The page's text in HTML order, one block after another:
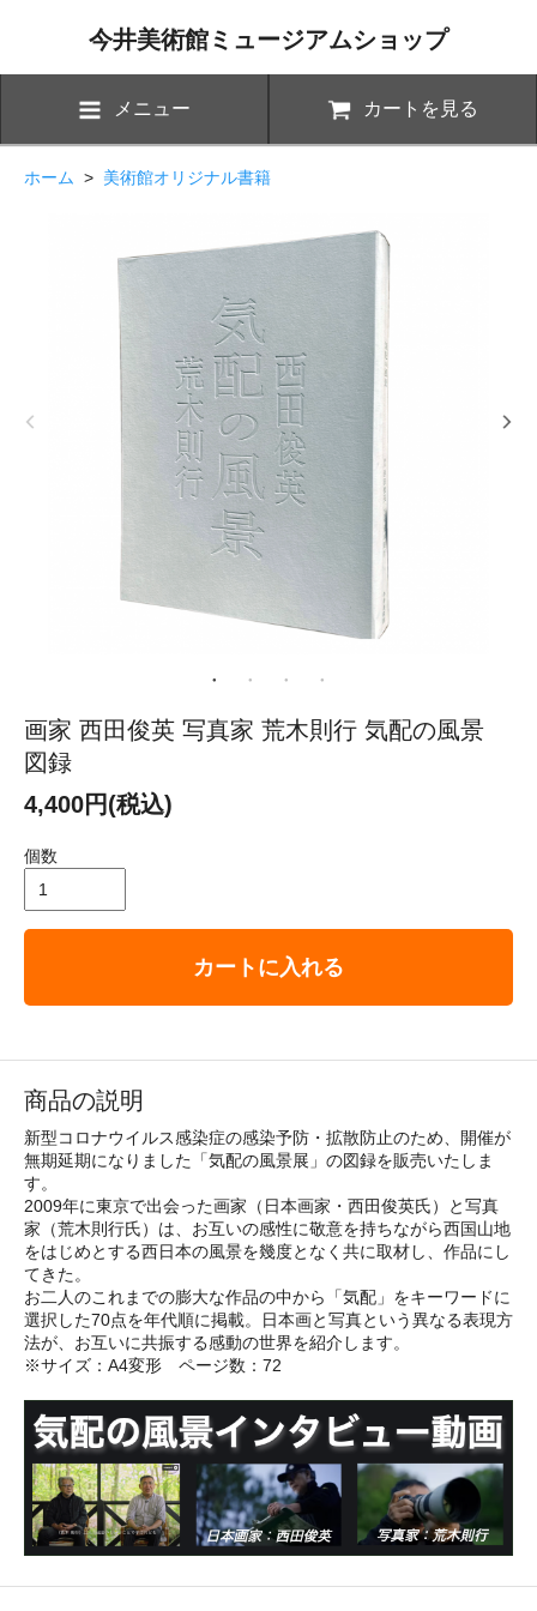
今井美術館ミュージアムショップ
メニュー カートを見る
ホーム > 美術館オリジナル書籍
画家 西田俊英 写真家 荒木則行 気配の風景
図録
4,400円(税込)
個数
カートに入れる
商品の説明
新型コロナウイルス感染症の感染予防・拡散防止のため、開催が
無期延期になりました「気配の風景展」の図録を販売いたしま
す。
2009年に東京で出会った画家（日本画家・西田俊英氏）と写真
家（荒木則行氏）は、お互いの感性に敬意を持ちながら西国山地
をはじめとする西日本の風景を幾度となく共に取材し、作品にし
てきた。
お二人のこれまでの膨大な作品の中から「気配」をキーワードに
選択した70点を年代順に掲載。日本画と写真という異なる表現方
法が、お互いに共振する感動の世界を紹介します。
※サイズ：A4変形 ページ数：72